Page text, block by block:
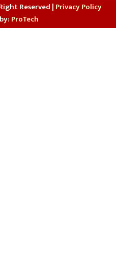
Reserved | Privacy Policy
ProTech